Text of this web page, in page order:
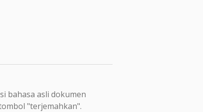
bahasa asli dokumen
"terjemahkan".